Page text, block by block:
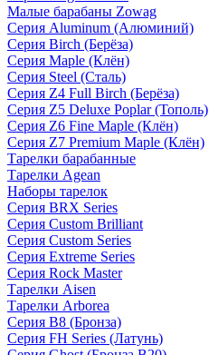
Малые барабаны Zowag
Серия Aluminum (Алюминий)
Серия Birch (Берёза)
Серия Maple (Клён)
Серия Steel (Сталь)
Серия Z4 Full Birch (Берёза)
Серия Z5 Deluxe Poplar (Тополь)
Серия Z6 Fine Maple (Клён)
Серия Z7 Premium Maple (Клён)
Тарелки барабанные
Тарелки Agean
Наборы тарелок
Серия BRX Series
Серия Custom Brilliant
Серия Custom Series
Серия Extreme Series
Серия Rock Master
Тарелки Aisen
Тарелки Arborea
Серия B8 (Бронза)
Серия FH Series (Латунь)